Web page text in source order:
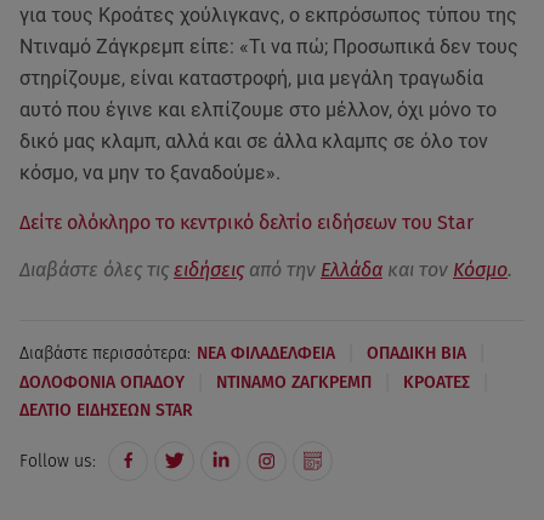
για τους Κροάτες χούλιγκανς, ο εκπρόσωπος τύπου της
Ντιναμό Ζάγκρεμπ είπε: «Τι να πώ; Προσωπικά δεν τους
στηρίζουμε, είναι καταστροφή, μια μεγάλη τραγωδία
αυτό που έγινε και ελπίζουμε στο μέλλον, όχι μόνο το
δικό μας κλαμπ, αλλά και σε άλλα κλαμπς σε όλο τον
κόσμο, να μην το ξαναδούμε».
Δείτε ολόκληρο το κεντρικό δελτίο ειδήσεων του Star
Διαβάστε όλες τις ειδήσεις από την Ελλάδα και τον Κόσμο.
Διαβάστε περισσότερα: ΝΕΑ ΦΙΛΑΔΕΛΦΕΙΑ ΟΠΑΔΙΚΗ ΒΙΑ
ΔΟΛΟΦΟΝΙΑ ΟΠΑΔΟΥ ΝΤΙΝΑΜΟ ΖΑΓΚΡΕΜΠ ΚΡΟΑΤΕΣ
ΔΕΛΤΙΟ ΕΙΔΗΣΕΩΝ STAR
Follow us: